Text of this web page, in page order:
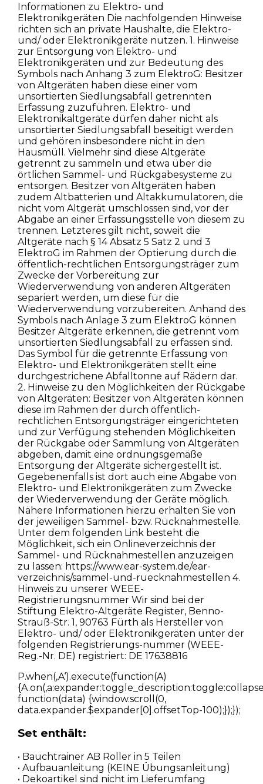
Informationen zu Elektro- und
Elektronikgeräten Die nachfolgenden Hinweise
richten sich an private Haushalte, die Elektro-
und/ oder Elektronikgeräte nutzen. 1. Hinweise
zur Entsorgung von Elektro- und
Elektronikgeräten und zur Bedeutung des
Symbols nach Anhang 3 zum ElektroG: Besitzer
von Altgeräten haben diese einer vom
unsortierten Siedlungsabfall getrennten
Erfassung zuzuführen. Elektro- und
Elektronikaltgeräte dürfen daher nicht als
unsortierter Siedlungsabfall beseitigt werden
und gehören insbesondere nicht in den
Hausmüll. Vielmehr sind diese Altgeräte
getrennt zu sammeln und etwa über die
örtlichen Sammel- und Rückgabesysteme zu
entsorgen. Besitzer von Altgeräten haben
zudem Altbatterien und Altakkumulatoren, die
nicht vom Altgerät umschlossen sind, vor der
Abgabe an einer Erfassungsstelle von diesem zu
trennen. Letzteres gilt nicht, soweit die
Altgeräte nach § 14 Absatz 5 Satz 2 und 3
ElektroG im Rahmen der Optierung durch die
öffentlich-rechtlichen Entsorgungsträger zum
Zwecke der Vorbereitung zur
Wiederverwendung von anderen Altgeräten
separiert werden, um diese für die
Wiederverwendung vorzubereiten. Anhand des
Symbols nach Anlage 3 zum ElektroG können
Besitzer Altgeräte erkennen, die getrennt vom
unsortierten Siedlungsabfall zu erfassen sind.
Das Symbol für die getrennte Erfassung von
Elektro- und Elektronikgeräten stellt eine
durchgestrichene Abfalltonne auf Rädern dar.
2. Hinweise zu den Möglichkeiten der Rückgabe
von Altgeräten: Besitzer von Altgeräten können
diese im Rahmen der durch öffentlich-
rechtlichen Entsorgungsträger eingerichteten
und zur Verfügung stehenden Möglichkeiten
der Rückgabe oder Sammlung von Altgeräten
abgeben, damit eine ordnungsgemäße
Entsorgung der Altgeräte sichergestellt ist.
Gegebenenfalls ist dort auch eine Abgabe von
Elektro- und Elektronikgeräten zum Zwecke
der Wiederverwendung der Geräte möglich.
Nähere Informationen hierzu erhalten Sie von
der jeweiligen Sammel- bzw. Rücknahmestelle.
Unter dem folgenden Link besteht die
Möglichkeit, sich ein Onlineverzeichnis der
Sammel- und Rücknahmestellen anzuzeigen
zu lassen: https://www.ear-system.de/ear-
verzeichnis/sammel-und-ruecknahmestellen 4.
Hinweis zu unserer WEEE-
Registrierungsnummer Wir sind bei der
Stiftung Elektro-Altgeräte Register, Benno-
Strauß-Str. 1, 90763 Fürth als Hersteller von
Elektro- und/ oder Elektronikgeräten unter der
folgenden Registrierungs-nummer (WEEE-
Reg.-Nr. DE) registriert: DE 17638816
P.when(‚A‘).execute(function(A)
function(data) {window.scroll(0,
data.expander.$expander[0].offsetTop-100);});});
Set enthält:
• Bauchtrainer AB Roller in 5 Teilen
• Aufbauanleitung (KEINE Übungsanleitung)
• Dekoartikel sind nicht im Lieferumfang